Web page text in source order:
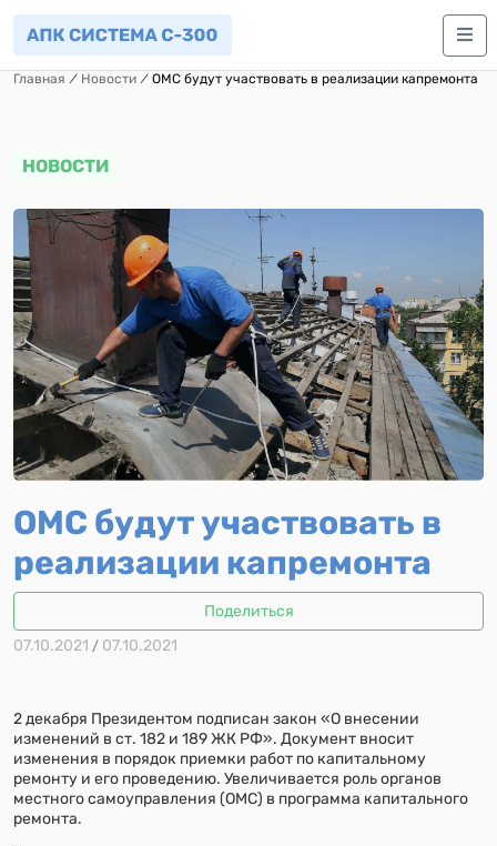
Главная ⁄ Новости ⁄ ОМС будут участвовать в реализации капремонта
НОВОСТИ
ОМС будут участвовать в
реализации капремонта
Поделиться
07.10.2021 / 07.10.2021
2 декабря Президентом подписан закон «О внесении
изменений в ст. 182 и 189 ЖК РФ». Документ вносит
изменения в порядок приемки работ по капитальному
ремонту и его проведению. Увеличивается роль органов
местного самоуправления (ОМС) в программа капитального
ремонта.